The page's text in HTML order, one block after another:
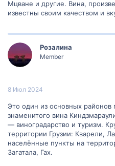
Мцване и другие. Вина,
известны своим качеством и
Розалина
Member
8 Июл 2024
Это один из основных районов
знаменитого вина
— виноградарство и туризм.
территории Грузии: Кварели,
населённые пункты на
Загатала, Гах.